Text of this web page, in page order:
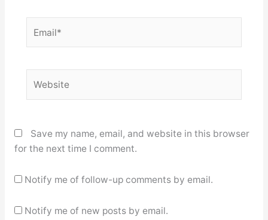
Save my name, email, and website in this browser
for the next time I comment.
Notify me of follow-up comments by email.
Notify me of new posts by email.